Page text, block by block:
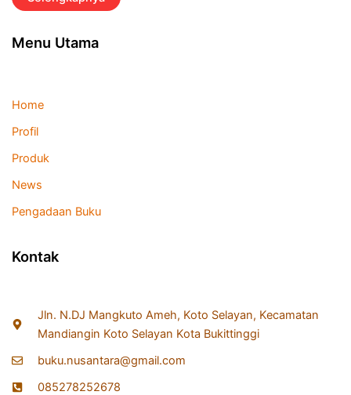
Menu Utama
Home
Profil
Produk
News
Pengadaan Buku
Kontak
Jln. N.DJ Mangkuto Ameh, Koto Selayan, Kecamatan
Mandiangin Koto Selayan Kota Bukittinggi
buku.nusantara@gmail.com
085278252678